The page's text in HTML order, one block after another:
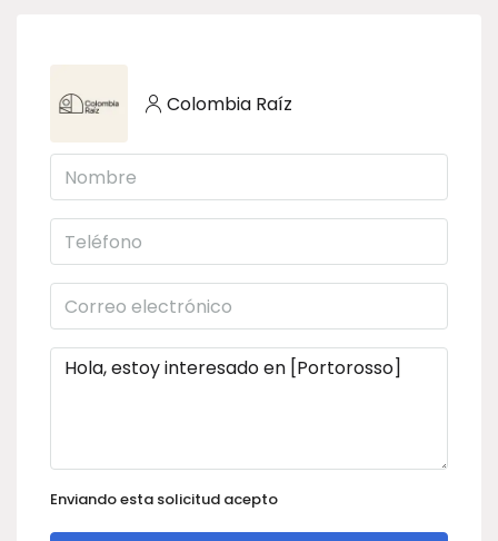
Colombia Raíz
Enviando esta solicitud acepto